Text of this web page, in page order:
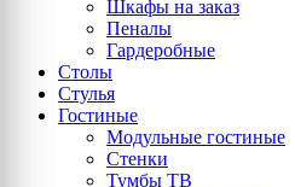
Шкафы на заказ
Пеналы
Гардеробные
Столы
Стулья
Гостиные
Модульные гостиные
Стенки
Тумбы ТВ